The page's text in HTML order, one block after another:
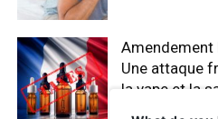
Amendement
Une attaque
la vape et la